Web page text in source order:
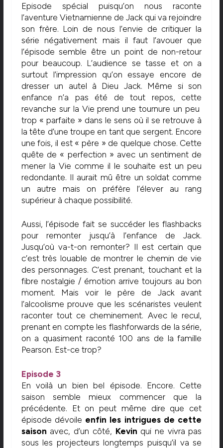
Episode spécial puisqu’on nous raconte
l’aventure Vietnamienne de Jack qui va rejoindre
son frère. Loin de nous l’envie de critiquer la
série négativement mais il faut l’avouer que
l’épisode semble être un point de non-retour
pour beaucoup. L’audience se tasse et on a
surtout l’impression qu’on essaye encore de
dresser un autel à Dieu Jack. Même si son
enfance n’a pas été de tout repos, cette
revanche sur la Vie prend une tournure un peu
trop « parfaite » dans le sens où il se retrouve à
la tête d’une troupe en tant que sergent. Encore
une fois, il est « père » de quelque chose. Cette
quête de « perfection » avec un sentiment de
mener la Vie comme il le souhaite est un peu
redondante. Il aurait mû être un soldat comme
un autre mais on préfère l’élever au rang
supérieur à chaque possibilité.
Aussi, l’épisode fait se succéder les flashbacks
pour remonter jusqu’à l’enfance de Jack.
Jusqu’où va-t-on remonter? Il est certain que
c’est très louable de montrer le chemin de vie
des personnages. C’est prenant, touchant et la
fibre nostalgie / émotion arrive toujours au bon
moment. Mais voir le père de Jack avant
l’alcoolisme prouve que les scénaristes veulent
raconter tout ce cheminement. Avec le recul,
prenant en compte les flashforwards de la série,
on a quasiment raconté 100 ans de la famille
Pearson. Est-ce trop?
Episode 3
En voilà un bien bel épisode. Encore. Cette
saison semble mieux commencer que la
précédente. Et on peut même dire que cet
épisode dévoile enfin les intrigues de cette
saison avec, d’un côté, Kevin qui ne vivra pas
sous les projecteurs longtemps puisqu’il va se